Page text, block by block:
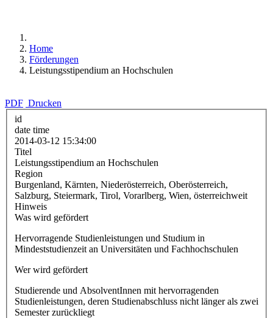
Home
Förderungen
Leistungsstipendium an Hochschulen
PDF Drucken
id
date time
2014-03-12 15:34:00
Titel
Leistungsstipendium an Hochschulen
Region
Burgenland, Kärnten, Niederösterreich, Oberösterreich,
Salzburg, Steiermark, Tirol, Vorarlberg, Wien, österreichweit
Hinweis
Was wird gefördert
Hervorragende Studienleistungen und Studium in
Mindeststudienzeit an Universitäten und Fachhochschulen
Wer wird gefördert
Studierende und AbsolventInnen mit hervorragenden
Studienleistungen, deren Studienabschluss nicht länger als zwei
Semester zurückliegt